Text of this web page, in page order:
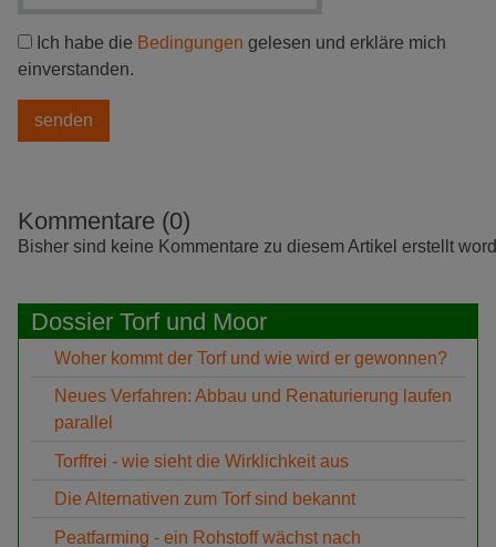
Ich habe die Bedingungen gelesen und erkläre mich
einverstanden.
Kommentare (0)
Bisher sind keine Kommentare zu diesem Artikel erstellt
Dossier Torf und Moor
Woher kommt der Torf und wie wird er gewonnen?
Neues Verfahren: Abbau und Renaturierung laufen
parallel
Torffrei - wie sieht die Wirklichkeit aus
Die Alternativen zum Torf sind bekannt
Peatfarming - ein Rohstoff wächst nach